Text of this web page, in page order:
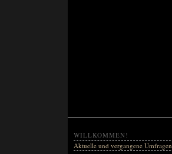
WILLKOMMEN!
Aktuelle und vergangene Umfragen